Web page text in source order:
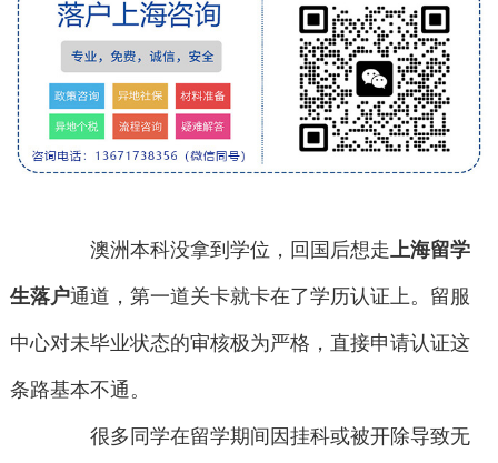
澳洲本科没拿到学位，回国后想走上海留学
生落户通道，第一道关卡就卡在了学历认证上。留服
中心对未毕业状态的审核极为严格，直接申请认证这
条路基本不通。
很多同学在留学期间因挂科或被开除导致无